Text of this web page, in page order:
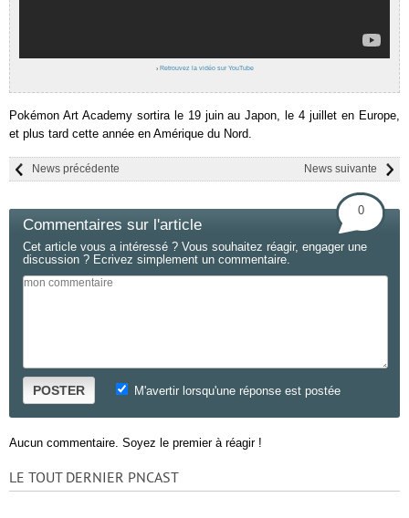
› Retrouvez la vidéo sur YouTube
Pokémon Art Academy sortira le 19 juin au Japon, le 4 juillet en Europe,
et plus tard cette année en Amérique du Nord.
News suivante
News précédente
Commentaires sur l'article
0
Cet article vous a intéressé ? Vous souhaitez réagir, engager une
discussion ? Ecrivez simplement un commentaire.
POSTER M'avertir lorsqu'une réponse est postée
Aucun commentaire. Soyez le premier à réagir !
LE TOUT DERNIER PNCAST